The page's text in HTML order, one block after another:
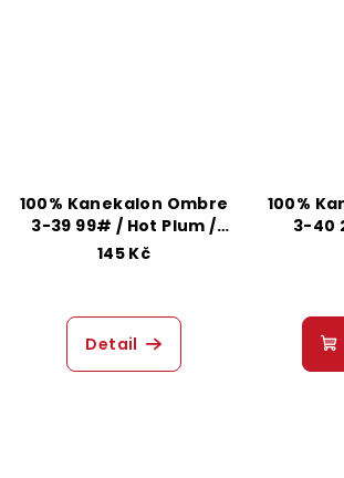
100% Kanekalon Ombre
3-39 99# / Hot Plum /
Mint
145 Kč
Detail
100%
3-40